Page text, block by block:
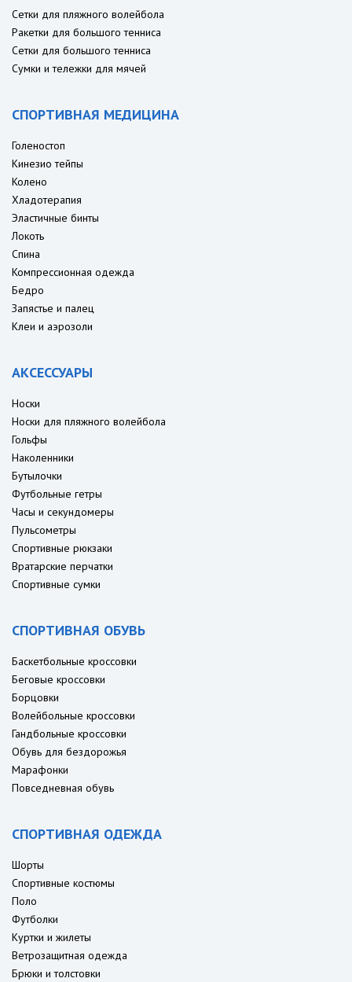
Сетки для пляжного волейбола
Ракетки для большого тенниса
Сетки для большого тенниса
Сумки и тележки для мячей
СПОРТИВНАЯ МЕДИЦИНА
Голеностоп
Кинезио тейпы
Колено
Хладотерапия
Эластичные бинты
Локоть
Спина
Компрессионная одежда
Бедро
Запястье и палец
Клеи и аэрозоли
АКСЕССУАРЫ
Носки
Носки для пляжного волейбола
Гольфы
Наколенники
Бутылочки
Футбольные гетры
Часы и секундомеры
Пульсометры
Спортивные рюкзаки
Вратарские перчатки
Спортивные сумки
СПОРТИВНАЯ ОБУВЬ
Баскетбольные кроссовки
Беговые кроссовки
Борцовки
Волейбольные кроссовки
Гандбольные кроссовки
Обувь для бездорожья
Марафонки
Повседневная обувь
СПОРТИВНАЯ ОДЕЖДА
Шорты
Спортивные костюмы
Поло
Футболки
Куртки и жилеты
Ветрозащитная одежда
Брюки и толстовки